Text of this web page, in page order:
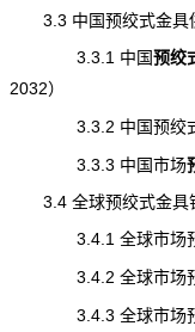
3.3 中国预绞式金具供
3.3.1 中国预绞
2032）
3.3.2 中国预绞式金
3.3.3 中国市场
3.4 全球预绞式金具
3.4.1 全球市场预绞
3.4.2 全球市场预绞
3.4.3 全球市场预绞